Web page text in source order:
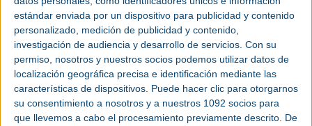
estándar enviada por un dispositivo para publicidad y contenido
personalizado, medición de publicidad y contenido,
investigación de audiencia y desarrollo de servicios. Con su
permiso, nosotros y nuestros socios podemos utilizar datos de
localización geográfica precisa e identificación mediante las
características de dispositivos. Puede hacer clic para otorgarnos
su consentimiento a nosotros y a nuestros 1092 socios para
que llevemos a cabo el procesamiento previamente descrito. De
comprimido como en los secadores por adsorción.
La regeneración se realiza fácilmente con aporte de calor o un barrido de aire
seco. Esta propiedad también permite el uso del producto de forma continua,
pudiendo hacer los procesos de adsorción y regeneración indefinidamente,
sin que el producto sufra alteración por ello. Sí se puede deteriorar por
contaminación o por trabajar con temperaturas fuera de su rango de
aplicación.
Otra de las aplicaciones típicas en las que se usa la alúmina activa es en el
tratamiento del agua potable por su capacidad de adsorción para elementos
como el flúor, arsénico, cobre o plomo.